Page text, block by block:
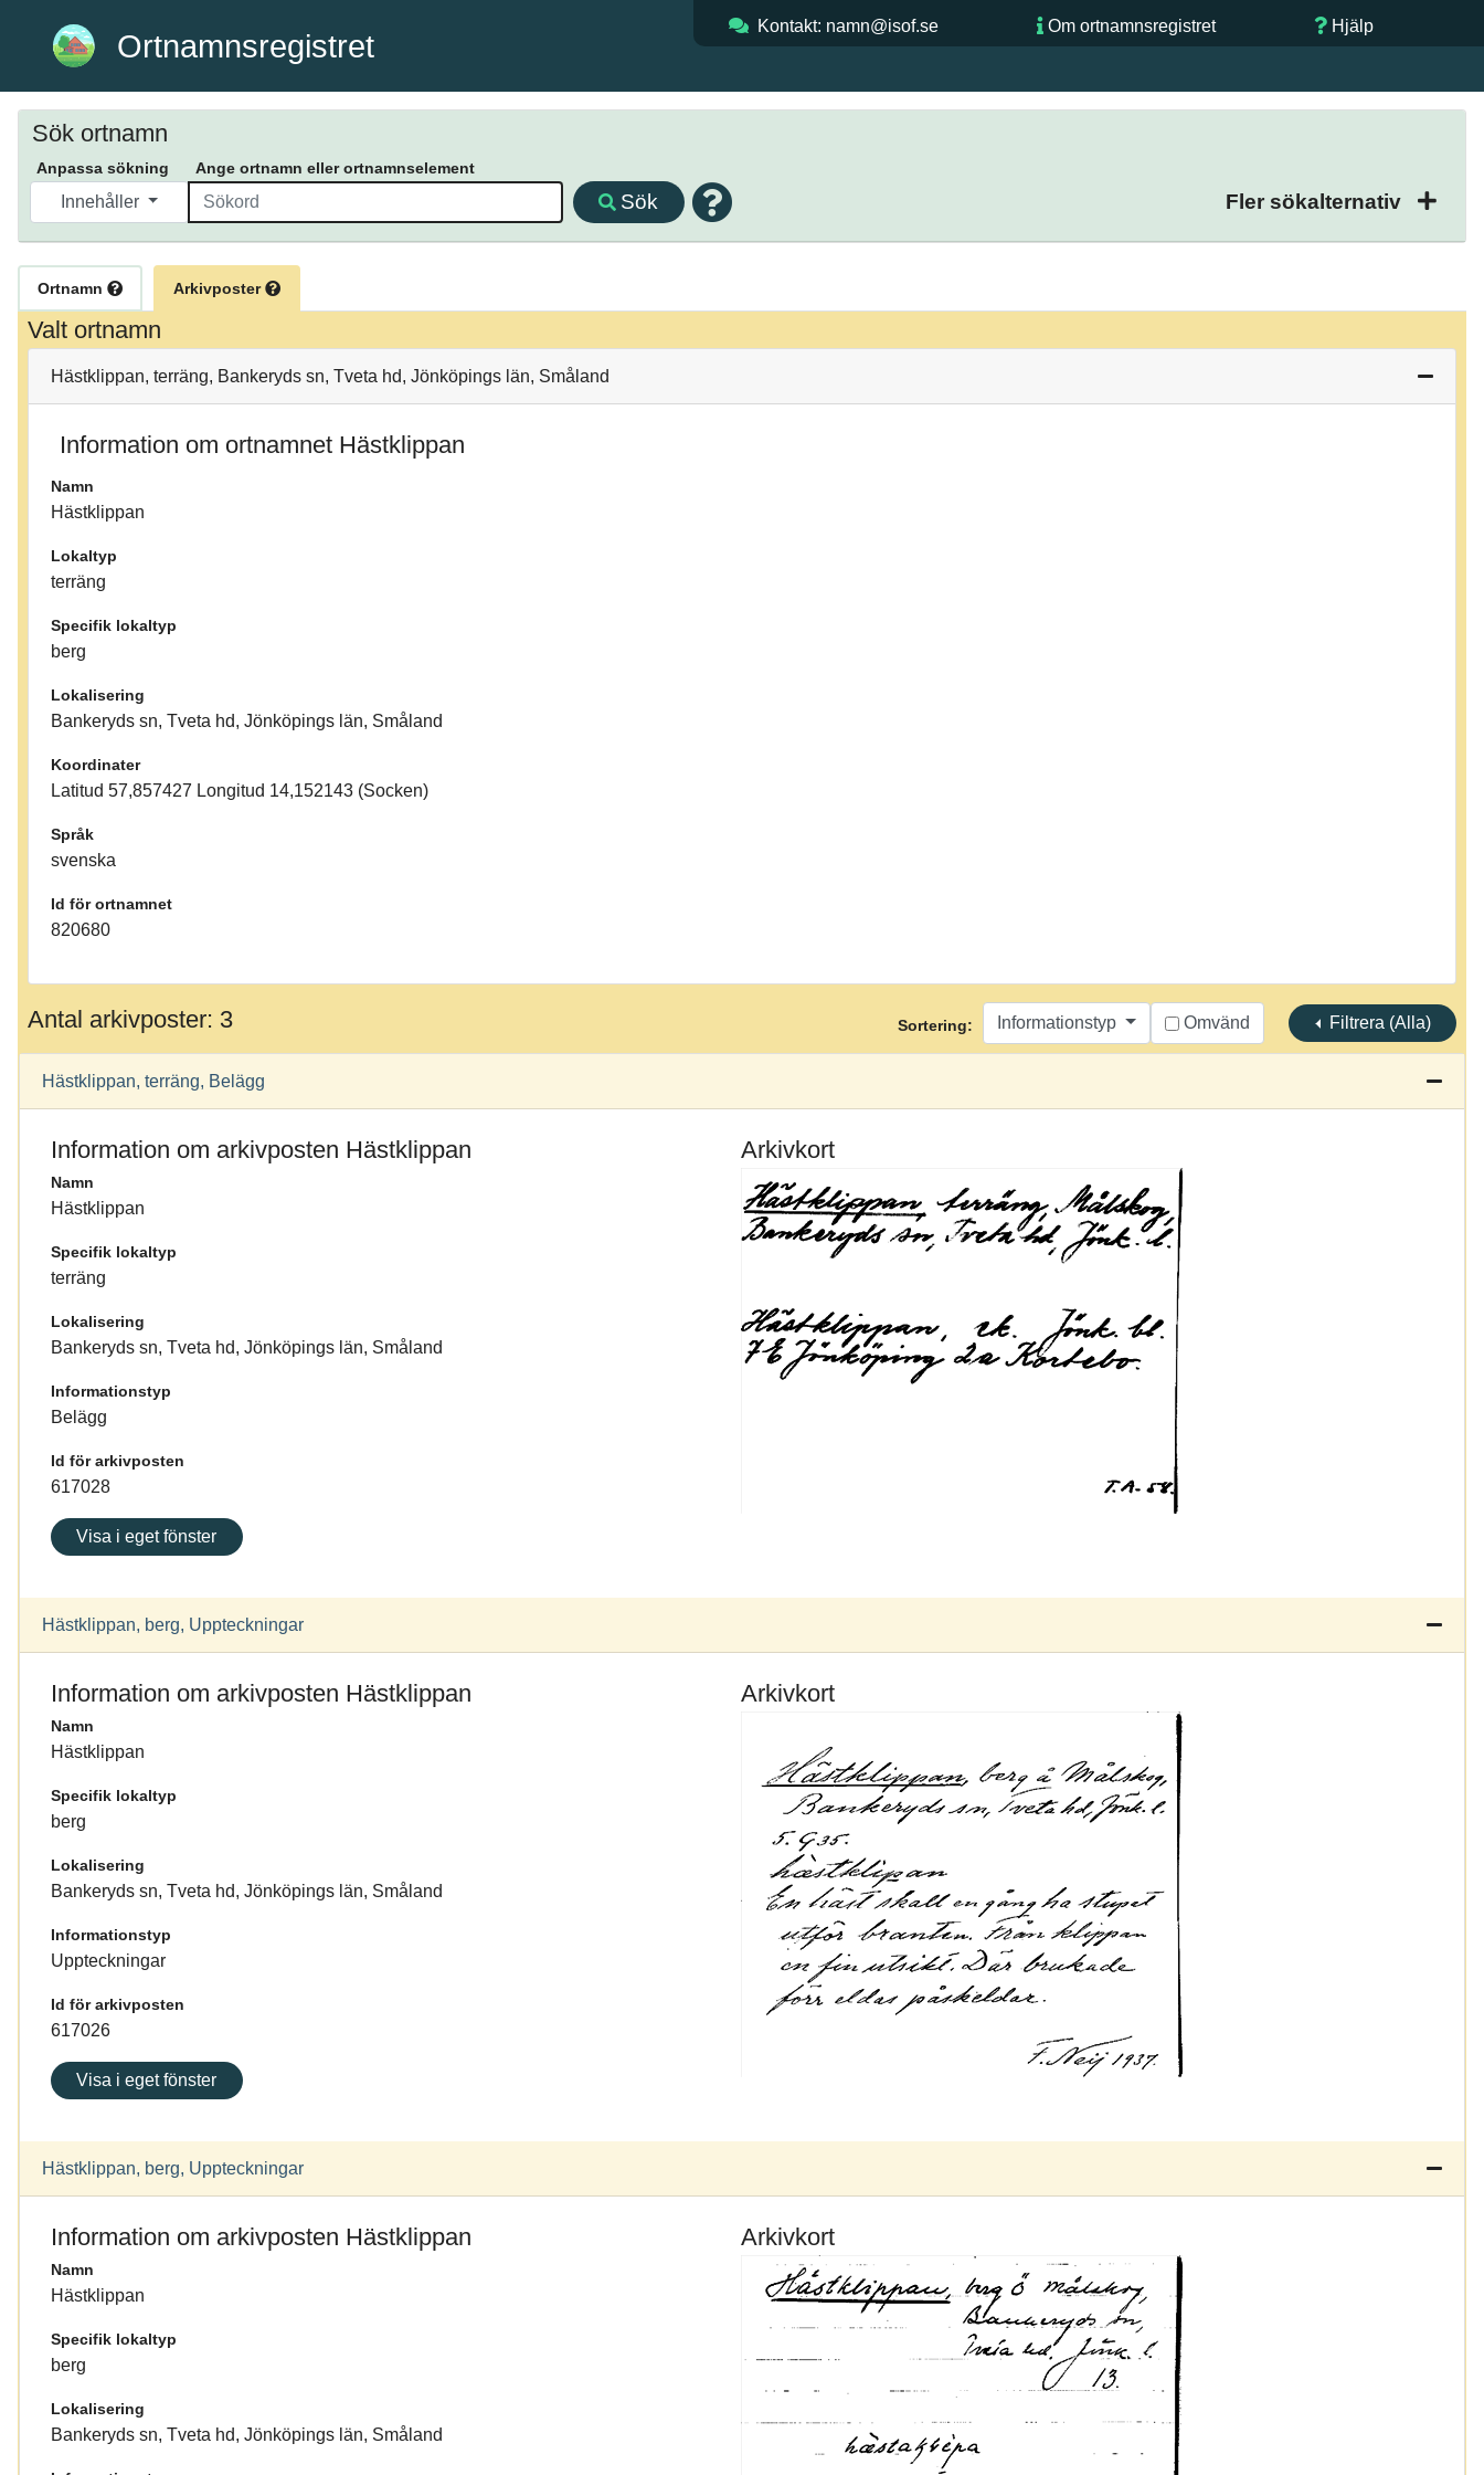
Ortnamnsregistret
Kontakt: namn@isof.se Om ortnamnsregistret Hjälp
Sök ortnamn
Anpassa sökning Ange ortnamn eller ortnamnselement
Innehåller Sök Fler sökalternativ
Ortnamn Arkivposter
Valt ortnamn
Hästklippan, terräng, Bankeryds sn, Tveta hd, Jönköpings län, Småland
Information om ortnamnet Hästklippan
Namn
Hästklippan
Lokaltyp
terräng
Specifik lokaltyp
berg
Lokalisering
Bankeryds sn, Tveta hd, Jönköpings län, Småland
Koordinater
Latitud 57,857427 Longitud 14,152143 (Socken)
Språk
svenska
Id för ortnamnet
820680
Antal arkivposter: 3 Sortering: Informationstyp Omvänd Filtrera (Alla)
Hästklippan, terräng, Belägg
Information om arkivposten Hästklippan
Namn
Hästklippan
Specifik lokaltyp
terräng
Lokalisering
Bankeryds sn, Tveta hd, Jönköpings län, Småland
Informationstyp
Belägg
Id för arkivposten
617028
Visa i eget fönster
Arkivkort
Hästklippan, berg, Uppteckningar
Information om arkivposten Hästklippan
Namn
Hästklippan
Specifik lokaltyp
berg
Lokalisering
Bankeryds sn, Tveta hd, Jönköpings län, Småland
Informationstyp
Uppteckningar
Id för arkivposten
617026
Visa i eget fönster
Arkivkort
Hästklippan, berg, Uppteckningar
Information om arkivposten Hästklippan
Namn
Hästklippan
Specifik lokaltyp
berg
Lokalisering
Bankeryds sn, Tveta hd, Jönköpings län, Småland
Arkivkort